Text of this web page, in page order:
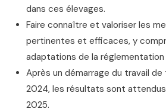
dans ces élevages.
Faire connaître et valoriser les
pertinentes et efficaces, y
adaptations de la réglementation
Après un démarrage du travail
2024, les résultats sont
2025.